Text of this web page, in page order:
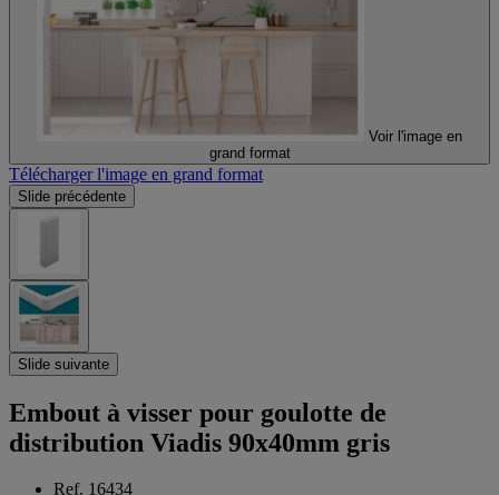
Voir l'image en
grand format
Télécharger l'image en grand format
Slide précédente
Slide suivante
Embout à visser pour goulotte de
distribution Viadis 90x40mm gris
Ref. 16434